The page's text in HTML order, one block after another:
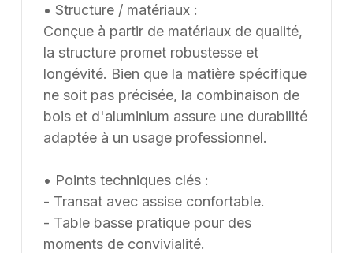
• Structure / matériaux :
Conçue à partir de matériaux de qualité,
la structure promet robustesse et
longévité. Bien que la matière spécifique
ne soit pas précisée, la combinaison de
bois et d'aluminium assure une durabilité
adaptée à un usage professionnel.
• Points techniques clés :
- Transat avec assise confortable.
- Table basse pratique pour des
moments de convivialité.